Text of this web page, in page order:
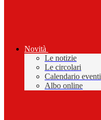
Novità
Le notizie
Le circolari
Calendario eventi
Albo online